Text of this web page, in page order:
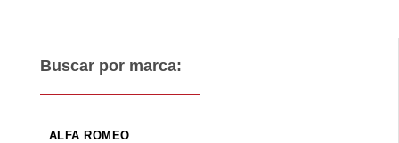
Buscar por marca:
ALFA ROMEO